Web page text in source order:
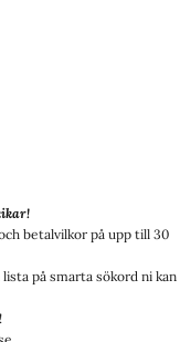
betalvilkor på upp till 30
på smarta sökord ni kan